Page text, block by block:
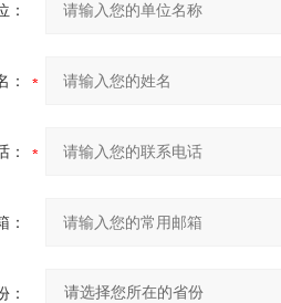
：
：
：
：
：